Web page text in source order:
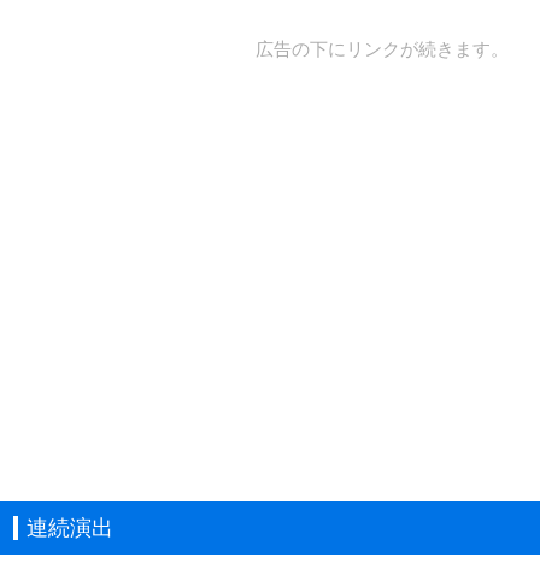
広告の下にリンクが続きます。
連続演出